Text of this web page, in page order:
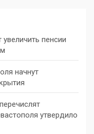
пенсии
начнут
утвердило